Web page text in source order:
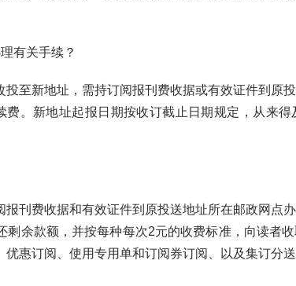
有关手续？
新地址，需持订阅报刊费收据或有效证件到原
。新地址起报日期按收订截止日期规定，从来
费收据和有效证件到原投送地址所在邮政网点
剩余款额，并按每种每次2元的收费标准，向读者
惠订阅、使用专用单和订阅券订阅、以及集订分